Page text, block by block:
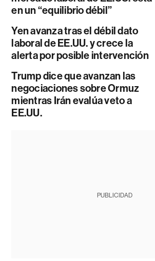
en un “equilibrio débil”
Yen avanza tras el débil dato
laboral de EE.UU. y crece la
alerta por posible intervención
Trump dice que avanzan las
negociaciones sobre Ormuz
mientras Irán evalúa veto a
EE.UU.
PUBLICIDAD